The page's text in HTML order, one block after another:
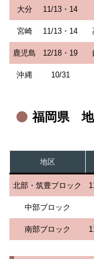
大分 11/13・14
宮崎 11/13・14
鹿児島 12/18・19
沖縄 10/31
福岡県 地
地区
北部・筑豊ブロック
中部ブロック
南部ブロック